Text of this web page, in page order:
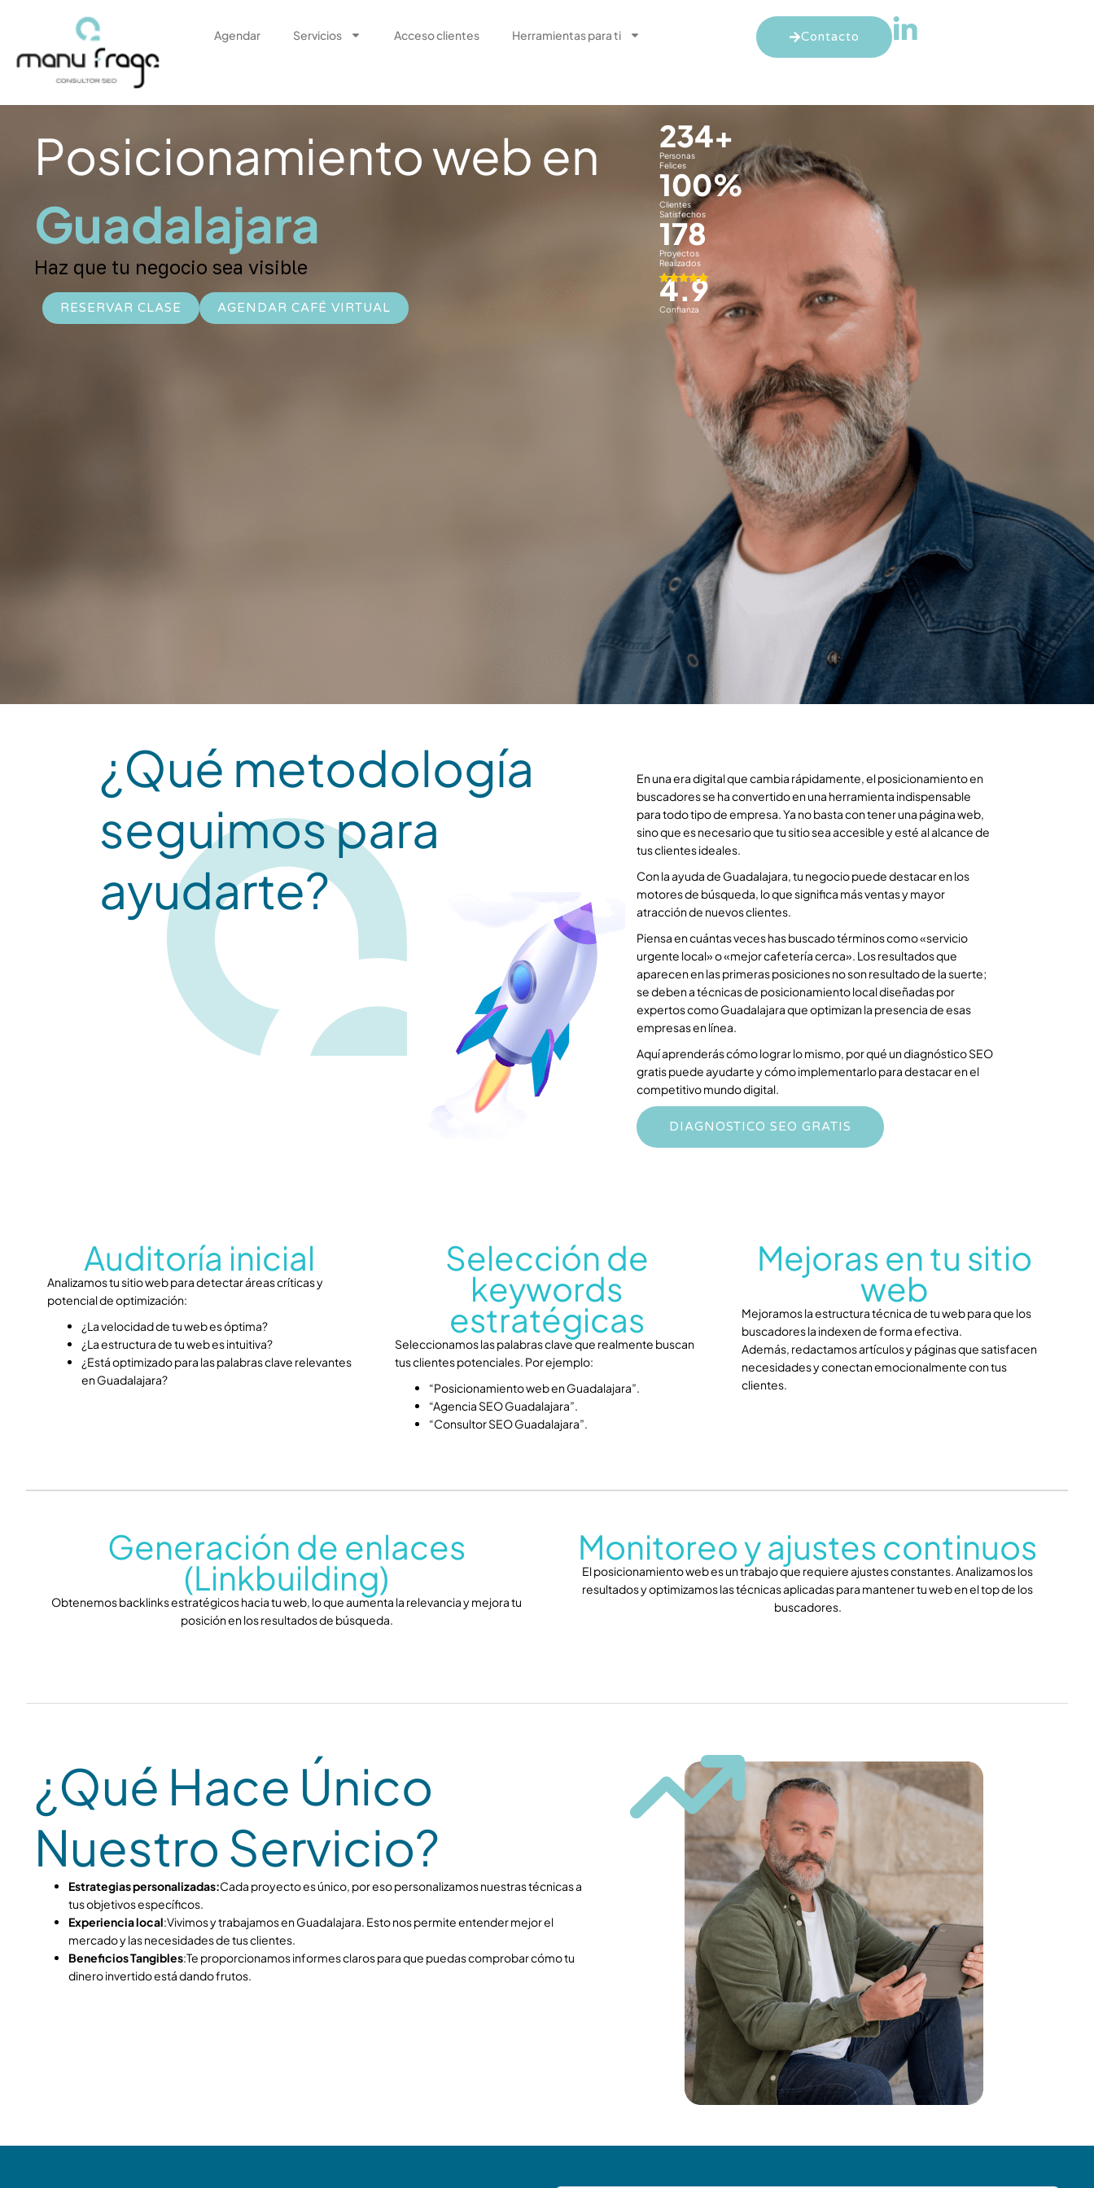
Agendar Servicios Acceso clientes Herramientas para ti Contacto
Posicionamiento web en
Guadalajara
Haz que tu negocio sea visible
RESERVAR CLASE AGENDAR CAFÉ VIRTUAL
Personas
Felices
234+
Clientes
Satisfechos
100%
Proyectos
Realizados
178
Confianza
4.9
¿Qué metodología
seguimos para
ayudarte?
En una era digital que cambia rápidamente, el posicionamiento en
buscadores se ha convertido en una herramienta indispensable
para todo tipo de empresa. Ya no basta con tener una página web,
sino que es necesario que tu sitio sea accesible y esté al alcance de
tus clientes ideales.
Con la ayuda de Guadalajara, tu negocio puede destacar en los
motores de búsqueda, lo que significa más ventas y mayor
atracción de nuevos clientes.
Piensa en cuántas veces has buscado términos como «servicio
urgente local» o «mejor cafetería cerca». Los resultados que
aparecen en las primeras posiciones no son resultado de la suerte;
se deben a técnicas de posicionamiento local diseñadas por
expertos como Guadalajara que optimizan la presencia de esas
empresas en línea.
Aquí aprenderás cómo lograr lo mismo, por qué un diagnóstico SEO
gratis puede ayudarte y cómo implementarlo para destacar en el
competitivo mundo digital.
DIAGNOSTICO SEO GRATIS
Auditoría inicial
Analizamos tu sitio web para detectar áreas críticas y
potencial de optimización:
¿La velocidad de tu web es óptima?
¿La estructura de tu web es intuitiva?
¿Está optimizado para las palabras clave relevantes
en Guadalajara?
Selección de
keywords
estratégicas
Seleccionamos las palabras clave que realmente buscan
tus clientes potenciales. Por ejemplo:
“Posicionamiento web en Guadalajara”.
“Agencia SEO Guadalajara”.
“Consultor SEO Guadalajara”.
Mejoras en tu sitio
web
Mejoramos la estructura técnica de tu web para que los
buscadores la indexen de forma efectiva.
Además, redactamos artículos y páginas que satisfacen
necesidades y conectan emocionalmente con tus
clientes.
Generación de enlaces
(Linkbuilding)
Obtenemos backlinks estratégicos hacia tu web, lo que aumenta la relevancia y mejora tu
posición en los resultados de búsqueda.
Monitoreo y ajustes continuos
El posicionamiento web es un trabajo que requiere ajustes constantes. Analizamos los
resultados y optimizamos las técnicas aplicadas para mantener tu web en el top de los
buscadores.
¿Qué Hace Único
Nuestro Servicio?
Estrategias personalizadas:Cada proyecto es único, por eso personalizamos nuestras técnicas a
tus objetivos específicos.
Experiencia local:Vivimos y trabajamos en Guadalajara. Esto nos permite entender mejor el
mercado y las necesidades de tus clientes.
Beneficios Tangibles:Te proporcionamos informes claros para que puedas comprobar cómo tu
dinero invertido está dando frutos.